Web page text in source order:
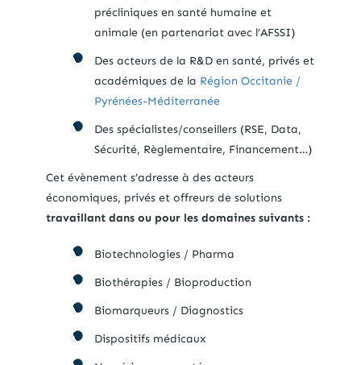
précliniques en santé humaine et
animale (en partenariat avec l’AFSSI)
Des acteurs de la R&D en santé, privés et
académiques de la Région Occitanie /
Pyrénées-Méditerranée
Des spécialistes/conseillers (RSE, Data,
Sécurité, Règlementaire, Financement…)
Cet évènement s’adresse à des acteurs
économiques, privés et offreurs de solutions
travaillant dans ou pour les domaines suivants :
Biotechnologies / Pharma
Biothérapies / Bioproduction
Biomarqueurs / Diagnostics
Dispositifs médicaux